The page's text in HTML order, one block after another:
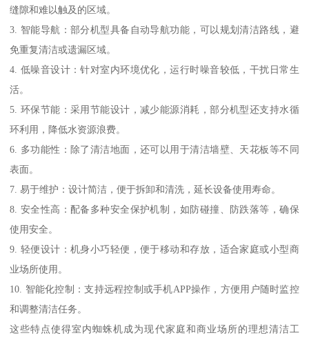
缝隙和难以触及的区域。
3. 智能导航：部分机型具备自动导航功能，可以规划清洁路线，避
免重复清洁或遗漏区域。
4. 低噪音设计：针对室内环境优化，运行时噪音较低，干扰日常生
活。
5. 环保节能：采用节能设计，减少能源消耗，部分机型还支持水循
环利用，降低水资源浪费。
6. 多功能性：除了清洁地面，还可以用于清洁墙壁、天花板等不同
表面。
7. 易于维护：设计简洁，便于拆卸和清洗，延长设备使用寿命。
8. 安全性高：配备多种安全保护机制，如防碰撞、防跌落等，确保
使用安全。
9. 轻便设计：机身小巧轻便，便于移动和存放，适合家庭或小型商
业场所使用。
10. 智能化控制：支持远程控制或手机APP操作，方便用户随时监控
和调整清洁任务。
这些特点使得室内蜘蛛机成为现代家庭和商业场所的理想清洁工